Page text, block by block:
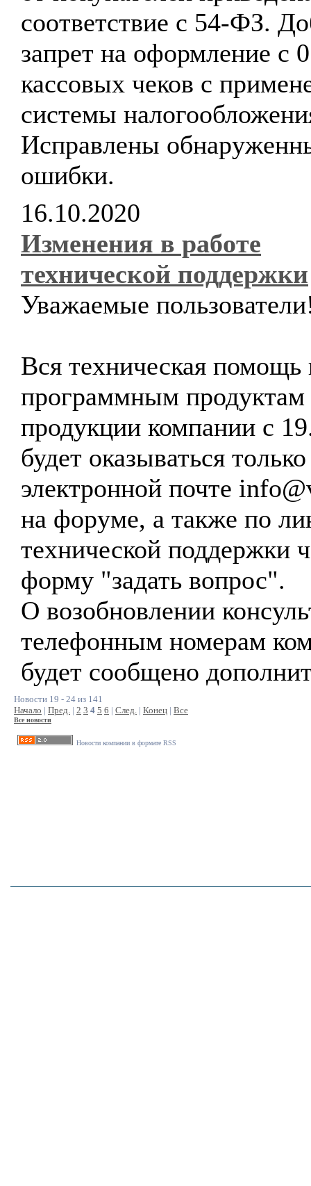
соответствие с 54-ФЗ.
запрет на оформление с
кассовых чеков с
системы
Исправлены
ошибки.
16.10.2020
Изменения в работе
технической поддержки
Уважаемые
Вся техническая помощь
программным продуктам
продукции компании с
будет оказываться
электронной почте
на форуме, а также по
технической поддержки
форму "задать вопрос".
О возобновлении
телефонным номерам
будет сообщено
Новости 19 - 24 из 141
Начало | Пред. | 2 3 4 5 6 | След. | Конец | Все
Все новости
Новости компании в формате RSS